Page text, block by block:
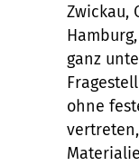
Zwickau,
ganz
ohne